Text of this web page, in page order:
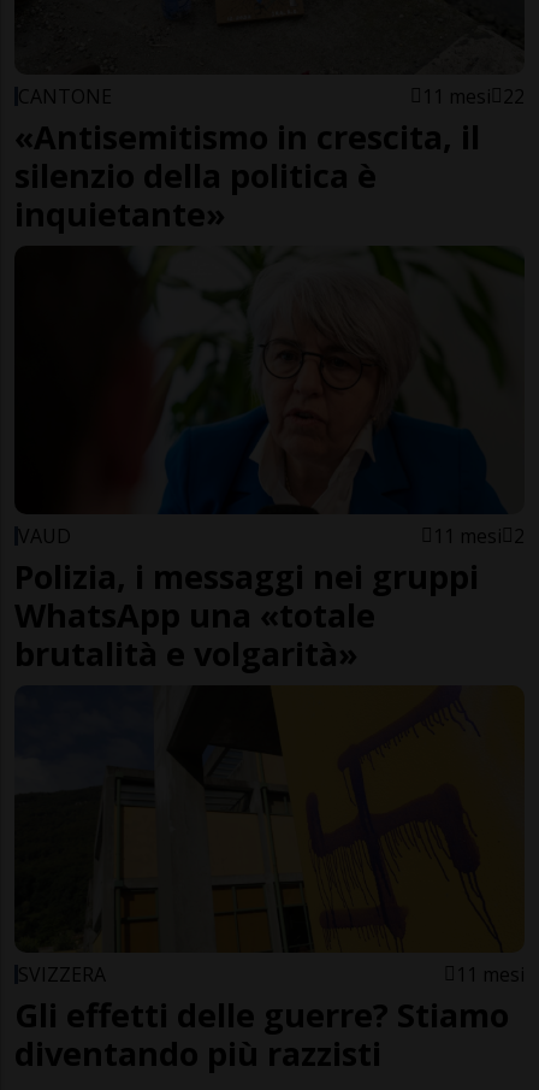
CANTONE 11 mesi 22
«Antisemitismo in crescita, il
silenzio della politica è
inquietante»
VAUD 11 mesi 2
Polizia, i messaggi nei gruppi
WhatsApp una «totale
brutalità e volgarità»
SVIZZERA 11 mesi
Gli effetti delle guerre? Stiamo
diventando più razzisti